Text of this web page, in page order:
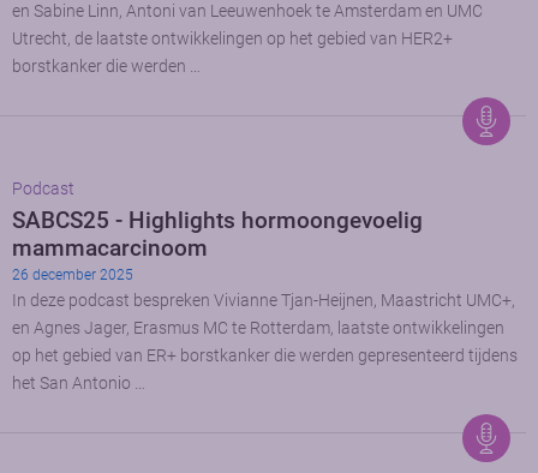
en Sabine Linn, Antoni van Leeuwenhoek te Amsterdam en UMC
Utrecht, de laatste ontwikkelingen op het gebied van HER2+
borstkanker die werden …
Podcast
SABCS25 - Highlights hormoongevoelig
mammacarcinoom
26 december 2025
In deze podcast bespreken Vivianne Tjan-Heijnen, Maastricht UMC+,
en Agnes Jager, Erasmus MC te Rotterdam, laatste ontwikkelingen
op het gebied van ER+ borstkanker die werden gepresenteerd tijdens
het San Antonio …